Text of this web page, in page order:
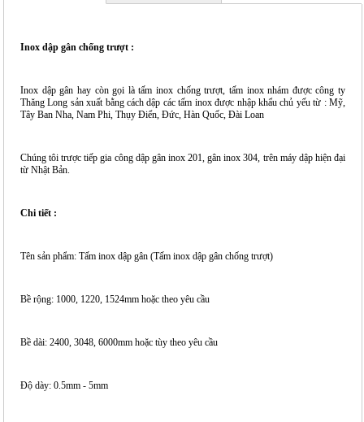
Inox dập gân chống trượt :
Inox dập gân hay còn gọi là tấm inox chống trượt, tấm inox nhám được công ty
Thăng Long sản xuất bằng cách dập các tấm inox được nhập khẩu chủ yếu từ : Mỹ,
Tây Ban Nha, Nam Phi, Thụy Điển, Đức, Hàn Quốc, Đài Loan
Chúng tôi trược tiếp gia công dập gân inox 201, gân inox 304, trên máy dập hiện đại
từ Nhật Bản.
Chi tiết :
Tên sản phẩm: Tấm inox dập gân (Tấm inox dập gân chống trượt)
Bề rộng: 1000, 1220, 1524mm hoặc theo yêu cầu
Bề dài: 2400, 3048, 6000mm hoặc tùy theo yêu cầu
Độ dày: 0.5mm - 5mm